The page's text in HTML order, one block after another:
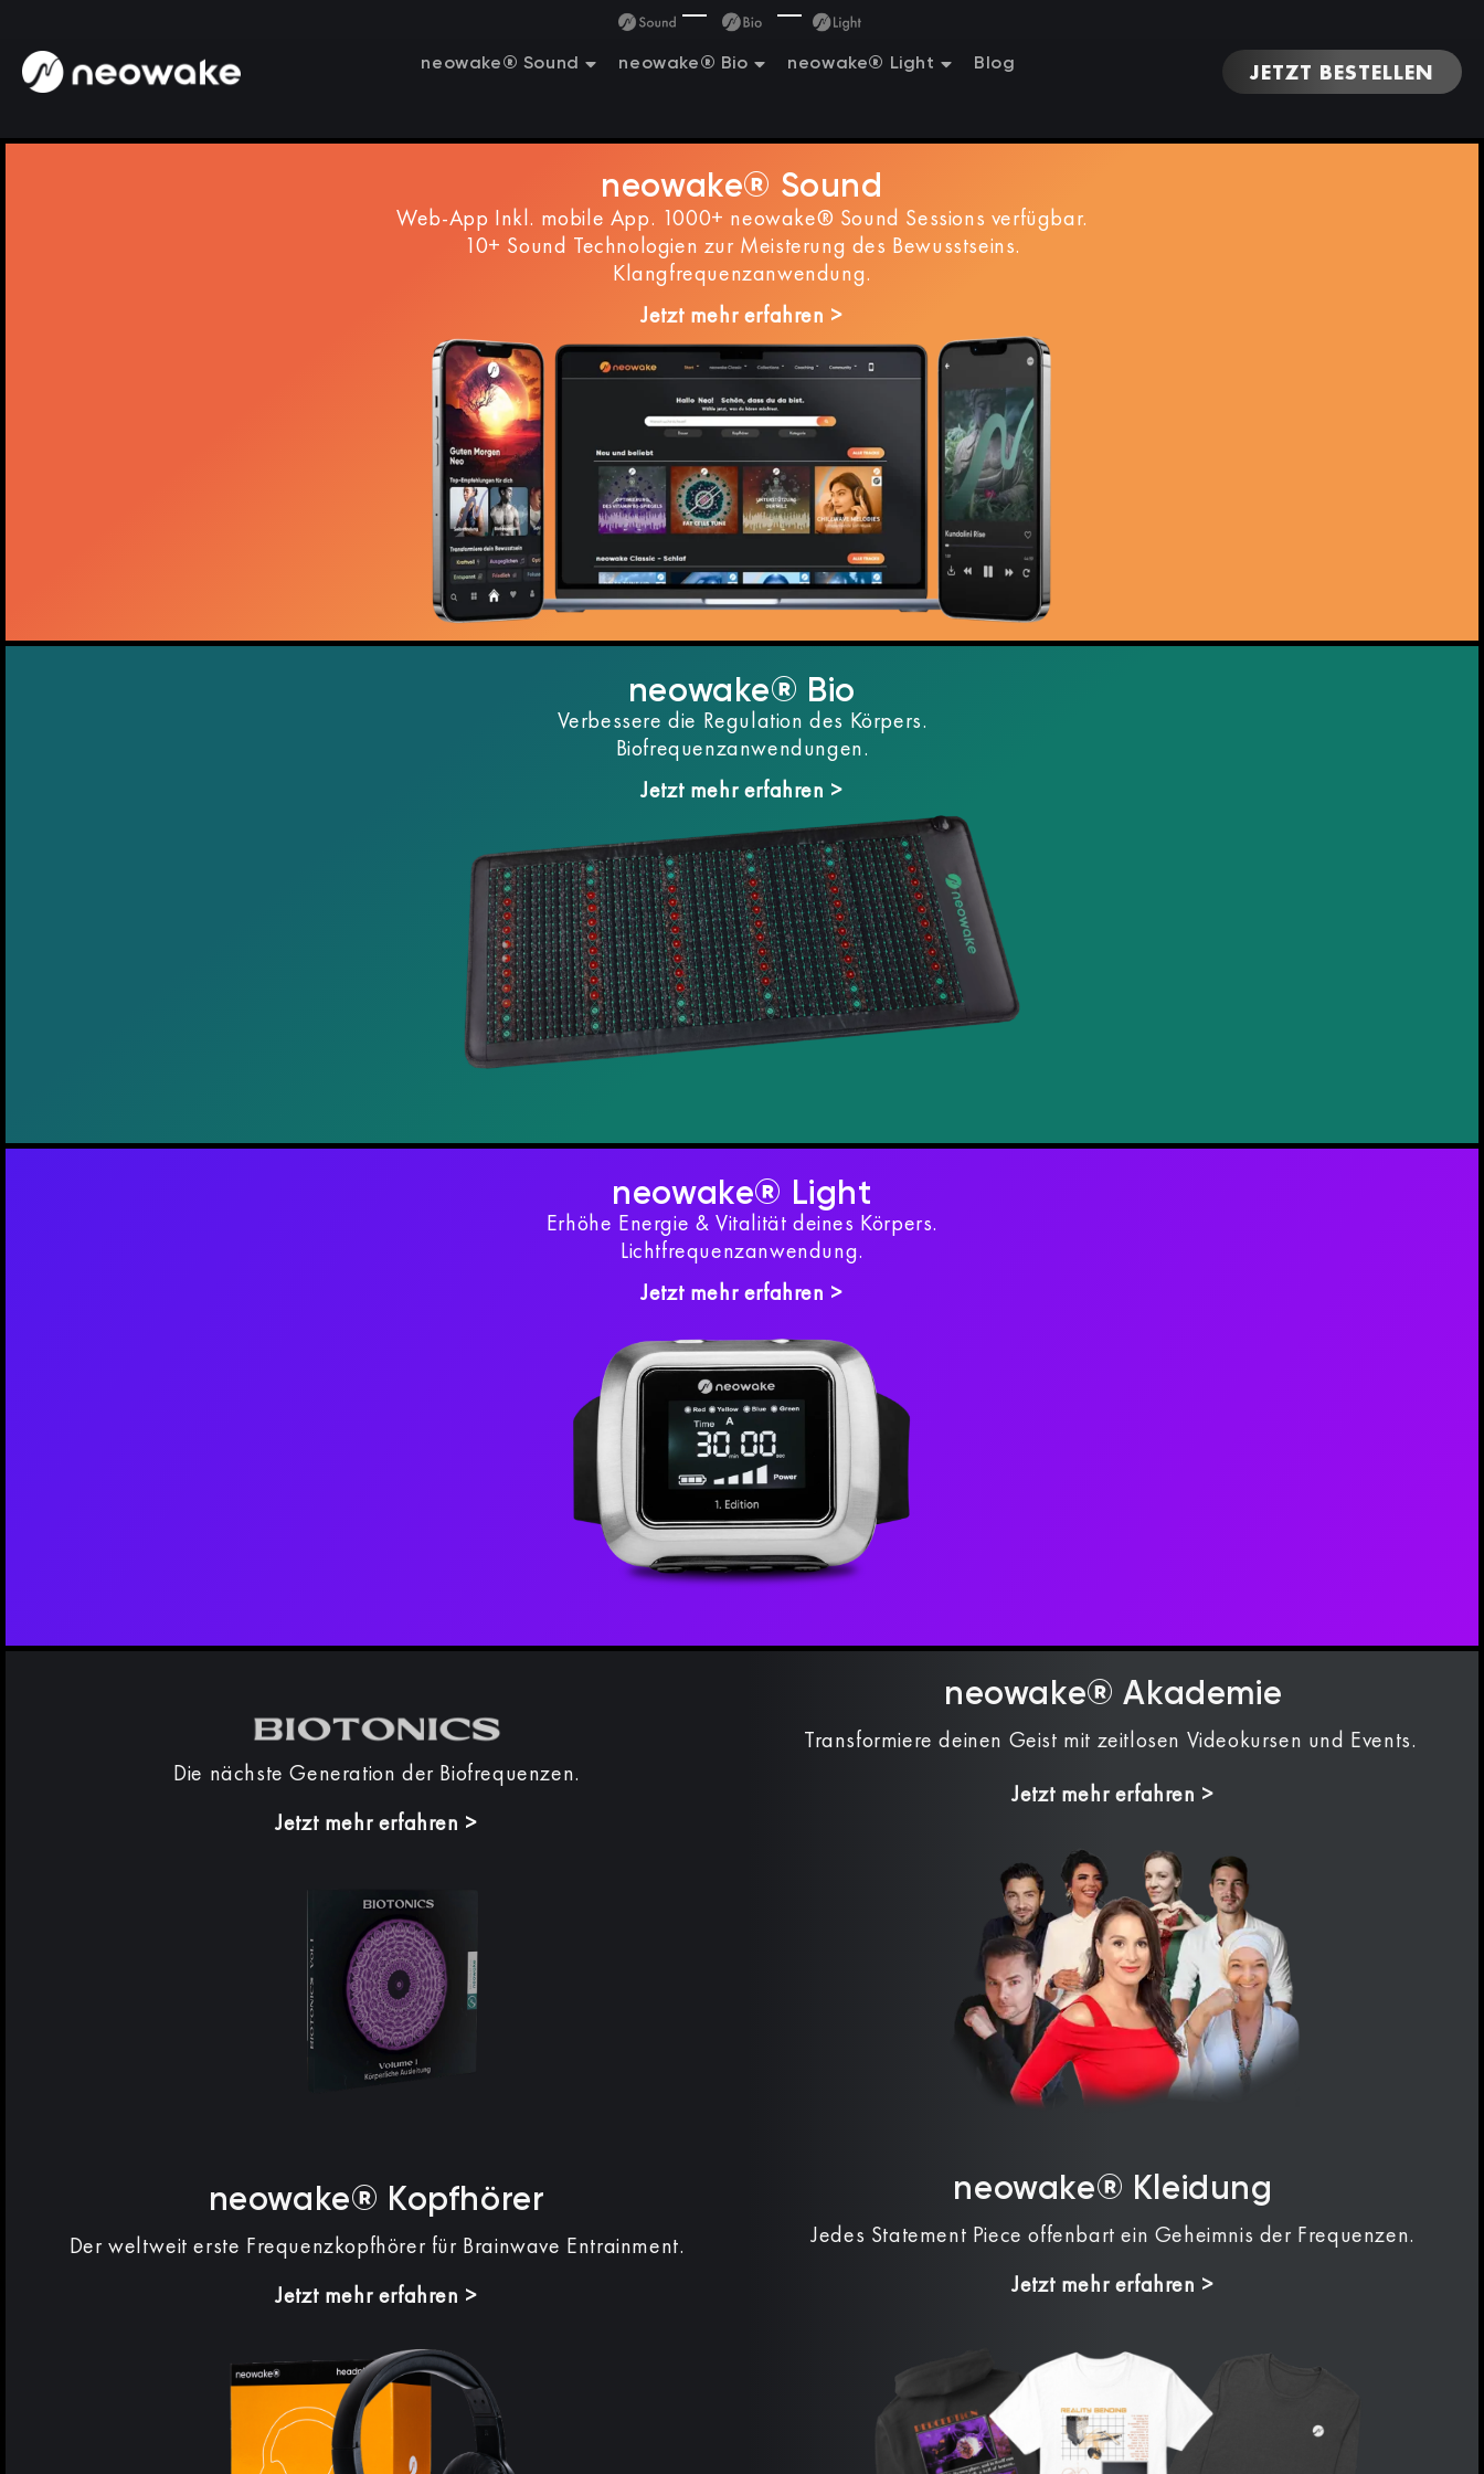
neowake® Sound neowake® Bio neowake® Light Blog JETZT BESTELLEN
neowake® Sound
Web-App Inkl. mobile App. 1000+ neowake® Sound Sessions verfügbar.
10+ Sound Technologien zur Meisterung des Bewusstseins.
Klangfrequenzanwendung.
Jetzt mehr erfahren >
neowake® Bio
Verbessere die Regulation des Körpers.
Biofrequenzanwendungen.
Jetzt mehr erfahren >
neowake® Light
Erhöhe Energie & Vitalität deines Körpers.
Lichtfrequenzanwendung.
Jetzt mehr erfahren >
Die nächste Generation der Biofrequenzen.
Jetzt mehr erfahren >
neowake® Akademie
Transformiere deinen Geist mit zeitlosen Videokursen und Events.
Jetzt mehr erfahren >
neowake® Kopfhörer
Der weltweit erste Frequenzkopfhörer für Brainwave Entrainment.
Jetzt mehr erfahren >
neowake® Kleidung
Jedes Statement Piece offenbart ein Geheimnis der Frequenzen.
Jetzt mehr erfahren >